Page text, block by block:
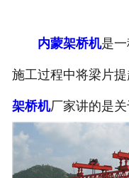
内蒙架桥机是
施工过程中将梁片
架桥机厂家讲的是关